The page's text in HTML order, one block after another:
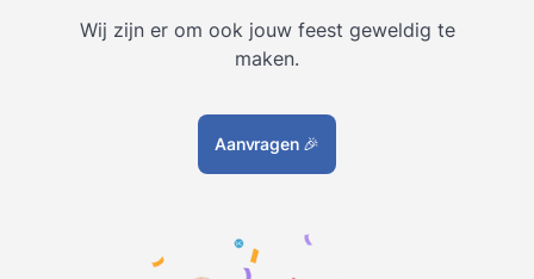
Wij zijn er om ook jouw feest geweldig te
maken.
Aanvragen 🎉